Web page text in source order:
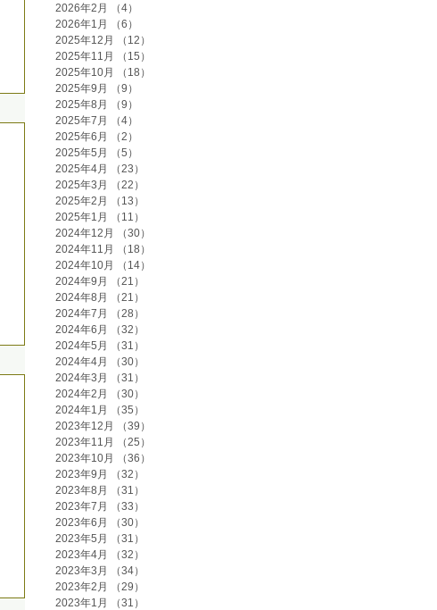
2026年2月
（4）
2026年1月
（6）
2025年12月
（12）
2025年11月
（15）
2025年10月
（18）
2025年9月
（9）
2025年8月
（9）
2025年7月
（4）
2025年6月
（2）
2025年5月
（5）
2025年4月
（23）
2025年3月
（22）
2025年2月
（13）
2025年1月
（11）
2024年12月
（30）
2024年11月
（18）
2024年10月
（14）
2024年9月
（21）
2024年8月
（21）
2024年7月
（28）
2024年6月
（32）
2024年5月
（31）
2024年4月
（30）
2024年3月
（31）
2024年2月
（30）
2024年1月
（35）
2023年12月
（39）
2023年11月
（25）
2023年10月
（36）
2023年9月
（32）
2023年8月
（31）
2023年7月
（33）
2023年6月
（30）
2023年5月
（31）
2023年4月
（32）
2023年3月
（34）
2023年2月
（29）
2023年1月
（31）